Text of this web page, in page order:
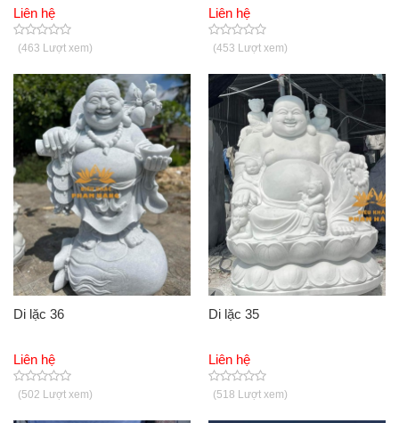
Liên hệ
(463 Lượt xem)
Liên hệ
(453 Lượt xem)
Di lặc 36
Liên hệ
(502 Lượt xem)
Di lặc 35
Liên hệ
(518 Lượt xem)